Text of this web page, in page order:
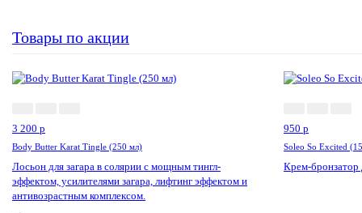
Товары по акции
3 200 p
Body Butter Karat Tingle (250 мл)
Лосьон для загара в солярии с мощным тингл-
эффектом, усилителями загара, лифтинг эффектом и
антивозрастным комплексом.
950 p
Soleo So Excited
Крем-бронзатор